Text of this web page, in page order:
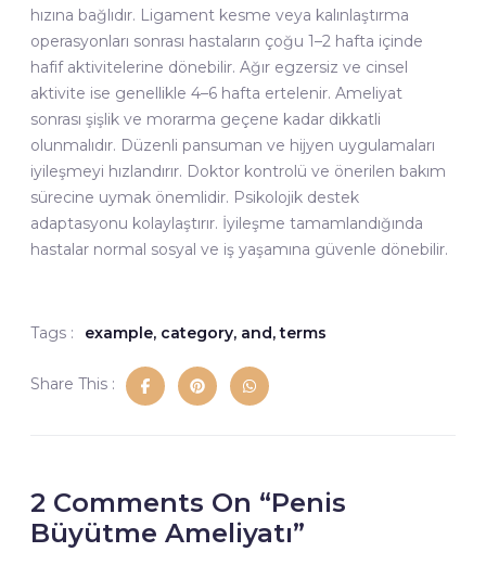
hızına bağlıdır. Ligament kesme veya kalınlaştırma
operasyonları sonrası hastaların çoğu 1–2 hafta içinde
hafif aktivitelerine dönebilir. Ağır egzersiz ve cinsel
aktivite ise genellikle 4–6 hafta ertelenir. Ameliyat
sonrası şişlik ve morarma geçene kadar dikkatli
olunmalıdır. Düzenli pansuman ve hijyen uygulamaları
iyileşmeyi hızlandırır. Doktor kontrolü ve önerilen bakım
sürecine uymak önemlidir. Psikolojik destek
adaptasyonu kolaylaştırır. İyileşme tamamlandığında
hastalar normal sosyal ve iş yaşamına güvenle dönebilir.
Tags : example, category, and,terms
Share This :
2 Comments On “Penis
Büyütme Ameliyatı”